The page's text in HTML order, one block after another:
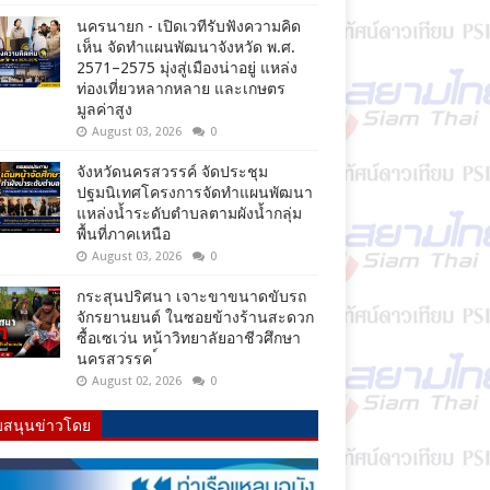
นครนายก - เปิดเวทีรับฟังความคิด
เห็น จัดทำแผนพัฒนาจังหวัด พ.ศ.
2571–2575 มุ่งสู่เมืองน่าอยู่ แหล่ง
ท่องเที่ยวหลากหลาย และเกษตร
มูลค่าสูง
August 03, 2026 0
จังหวัดนครสวรรค์ จัดประชุม
ปฐมนิเทศโครงการจัดทำแผนพัฒนา
แหล่งน้ำระดับตำบลตามผังน้ำกลุ่ม
พื้นที่ภาคเหนือ
August 03, 2026 0
กระสุนปริศนา เจาะขาขนาดขับรถ
จักรยานยนต์ ในซอยข้างร้านสะดวก
ซื้อเซเว่น หน้าวิทยาลัยอาชีวศึกษา
นครสวรรค ์
August 02, 2026 0
นุนข่าวโดย